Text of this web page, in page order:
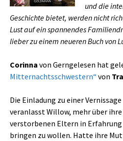
und die
Geschichte bietet, werden nicht
Lust auf ein spannendes
lieber zu einem neueren Buch von
Corinna von Gerngelesen hat
Mitternachtsschwestern“ von
Die Einladung zu einer Vernissage
veranlasst Willow, mehr über
verstorbenen Eltern in Erfahrung
bringen zu wollen. Hatte ihre